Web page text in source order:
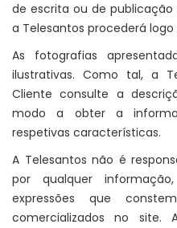
de escrita ou de
a Telesantos procederá
As fotografias
ilustrativas. Como tal, a
Cliente consulte a
modo a obter a
respetivas características.
A Telesantos não é
por qualquer
expressões que
comercializados no site.